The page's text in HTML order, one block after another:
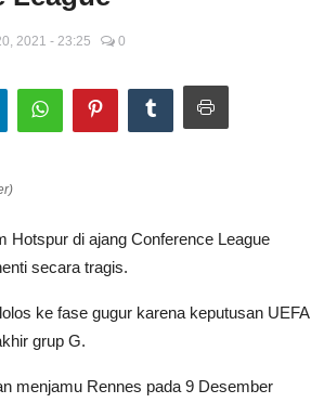
2021 - 23:25 0
Hotspur di ajang Conference League
secara tragis.
ke fase gugur karena keputusan UEFA
grup G.
menjamu Rennes pada 9 Desember